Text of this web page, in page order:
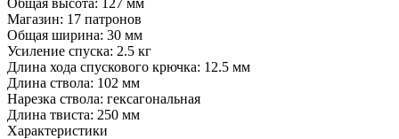
Магазин: 17 патронов
Общая ширина: 30 мм
Усиление спуска: 2.5 кг
Длина хода спускового крючка: 12.5 мм
Длина ствола: 102 мм
Нарезка ствола: гексагональная
Длина твиста: 250 мм
Характеристики